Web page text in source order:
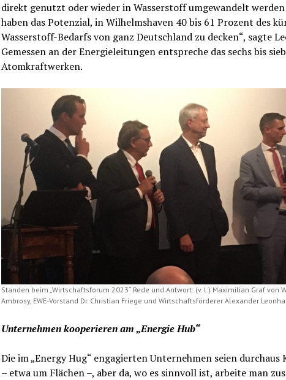
direkt genutzt oder wieder in Wasserstoff umgewandelt werden
haben das Potenzial, in Wilhelmshaven 40 bis 61 Prozent des
Wasserstoff-Bedarfs von ganz Deutschland zu decken“, sagte
Gemessen an der Energieleitungen entspreche das sechs bis
Atomkraftwerken.
Standen beim „Wirtschaftsforum 2023“ Rede und Antwort: (v. l.) Maximilian Graf von
Ambrosy, EWE-Vorstand Dr. Christian Friege und Wirtschaftsförderer Alexander
Unternehmen kooperieren am „Energie Hub“
Die im „Energy Hug“ engagierten Unternehmen seien
– etwa um Flächen –, aber da, wo es sinnvoll ist, arbeite man